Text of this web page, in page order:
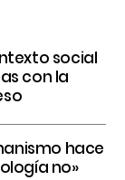
social
con la
hace
no»